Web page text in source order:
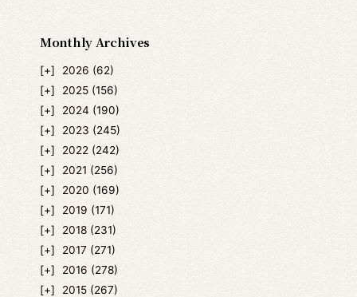
Monthly Archives
2026 (62)
2025 (156)
2024 (190)
2023 (245)
2022 (242)
2021 (256)
2020 (169)
2019 (171)
2018 (231)
2017 (271)
2016 (278)
2015 (267)